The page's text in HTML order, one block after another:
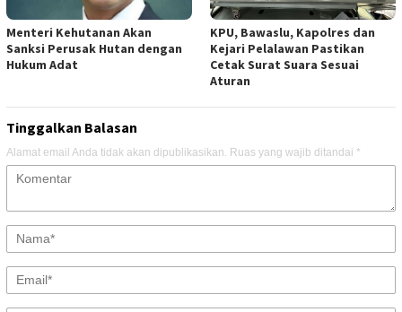
Menteri Kehutanan Akan
Sanksi Perusak Hutan dengan
Hukum Adat
KPU, Bawaslu, Kapolres dan
Kejari Pelalawan Pastikan
Cetak Surat Suara Sesuai
Aturan
Tinggalkan Balasan
Alamat email Anda tidak akan dipublikasikan. Ruas yang wajib ditandai *